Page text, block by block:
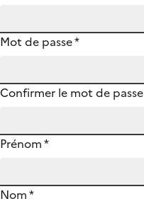
Mot de passe*
Confirmer le mot de passe
Prénom*
Nom*